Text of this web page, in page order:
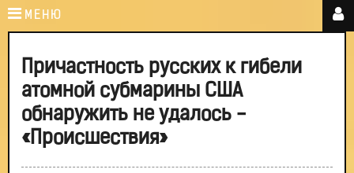
МЕНЮ
Причастность русских к гибели
атомной субмарины США
обнаружить не удалось -
«Происшествия»